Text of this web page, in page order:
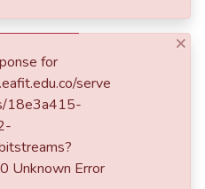
×
for
serve
18e3a415-
Unknown Error